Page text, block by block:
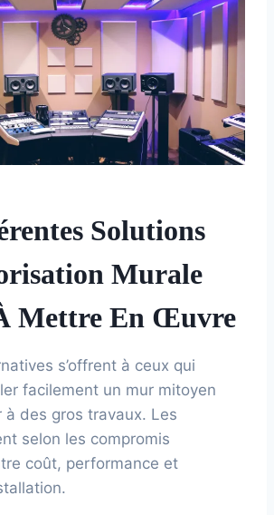
Solutions
Murale
Mettre En Œuvre
s’offrent à ceux qui
facilement un mur mitoyen
à des gros travaux. Les
selon les compromis
coût, performance et